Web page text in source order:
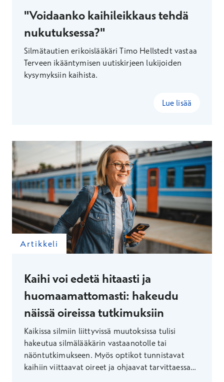
"Voidaanko kaihileikkaus tehdä
nukutuksessa?"
Silmätautien erikoislääkäri Timo Hellstedt vastaa
Terveen ikääntymisen uutiskirjeen lukijoiden
kysymyksiin kaihista.
Lue lisää
Artikkeli
Kaihi voi edetä hitaasti ja
huomaamattomasti: hakeudu
näissä oireissa tutkimuksiin
Kaikissa silmiin liittyvissä muutoksissa tulisi
hakeutua silmälääkärin vastaanotolle tai
näöntutkimukseen. Myös optikot tunnistavat
kaihiin viittaavat oireet ja ohjaavat tarvittaessa